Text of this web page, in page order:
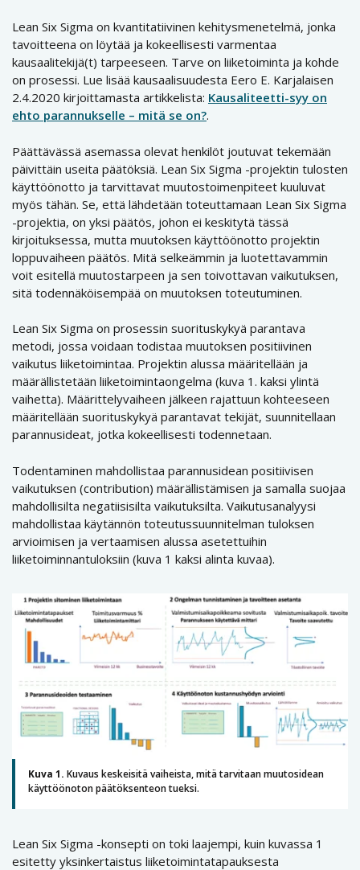
Lean Six Sigma on kvantitatiivinen kehitysmenetelmä, jonka
tavoitteena on löytää ja kokeellisesti varmentaa
kausaalitekijä(t) tarpeeseen. Tarve on liiketoiminta ja kohde
on prosessi. Lue lisää kausaalisuudesta Eero E. Karjalaisen
2.4.2020 kirjoittamasta artikkelista: Kausaliteetti-syy on
ehto parannukselle – mitä se on?.
Päättävässä asemassa olevat henkilöt joutuvat tekemään
päivittäin useita päätöksiä. Lean Six Sigma -projektin tulosten
käyttöönotto ja tarvittavat muutostoimenpiteet kuuluvat
myös tähän. Se, että lähdetään toteuttamaan Lean Six Sigma
-projektia, on yksi päätös, johon ei keskitytä tässä
kirjoituksessa, mutta muutoksen käyttöönotto projektin
loppuvaiheen päätös. Mitä selkeämmin ja luotettavammin
voit esitellä muutostarpeen ja sen toivottavan vaikutuksen,
sitä todennäköisempää on muutoksen toteutuminen.
Lean Six Sigma on prosessin suorituskykyä parantava
metodi, jossa voidaan todistaa muutoksen positiivinen
vaikutus liiketoimintaa. Projektin alussa määritellään ja
määrällistetään liiketoimintaongelma (kuva 1. kaksi ylintä
vaihetta). Määrittelyvaiheen jälkeen rajattuun kohteeseen
määritellään suorituskykyä parantavat tekijät, suunnitellaan
parannusideat, jotka kokeellisesti todennetaan.
Todentaminen mahdollistaa parannusidean positiivisen
vaikutuksen (contribution) määrällistämisen ja samalla suojaa
mahdollisilta negatiisisilta vaikutuksilta. Vaikutusanalyysi
mahdollistaa käytännön toteutussuunnitelman tuloksen
arvioimisen ja vertaamisen alussa asetettuihin
liiketoiminnantuloksiin (kuva 1 kaksi alinta kuvaa).
Kuva 1. Kuvaus keskeisitä vaiheista, mitä tarvitaan muutosidean
käyttöönoton päätöksenteon tueksi.
Lean Six Sigma -konsepti on toki laajempi, kuin kuvassa 1
esitetty yksinkertaistus liiketoimintatapauksesta